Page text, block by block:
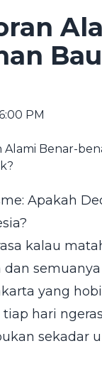
PM
Apakah
kalau
yang
hari
sekadar